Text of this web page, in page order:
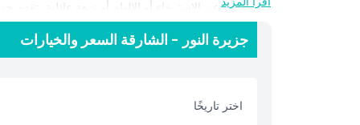
كنت تبحث عن الاسترخاء أو الإلهام أو نزهة عائلية، تقدم
سهلة الوصول من وسط الشارقة، تُعد هذه الوجهة الإيكو-
والصحة في مكان واحد. تعد جزيرة النور برحلة لا تُنسى
أبرز المعالم
جزيرة النور - الشارقة السعر والخيارات
اختر تاريخًا